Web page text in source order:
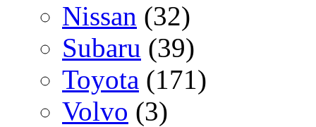
Nissan (32)
Subaru (39)
Toyota (171)
Volvo (3)